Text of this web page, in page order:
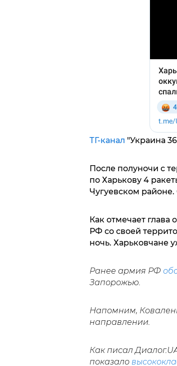
ТГ-канал "Украина
После полуночи с
по Харькову 4
Чугуевском
Как отмечает
РФ со своей
ночь. Харьковчане
Ранее армия РФ
Запорожью.
Напомним,
направлении.
Как писал
показало